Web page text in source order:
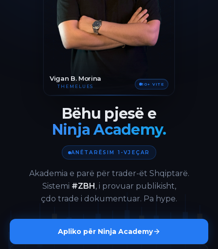
Vigan B. Morina
THEMELUES 10+ VITE
Bëhu pjesë e
Ninja Academy.
ANËTARËSIM 1-VJEÇAR
Akademia e parë për trader-ët Shqiptarë.
Sistemi #ZBH, i provuar publikisht,
çdo trade i dokumentuar. Pa hype.
Apliko për Ninja Academy